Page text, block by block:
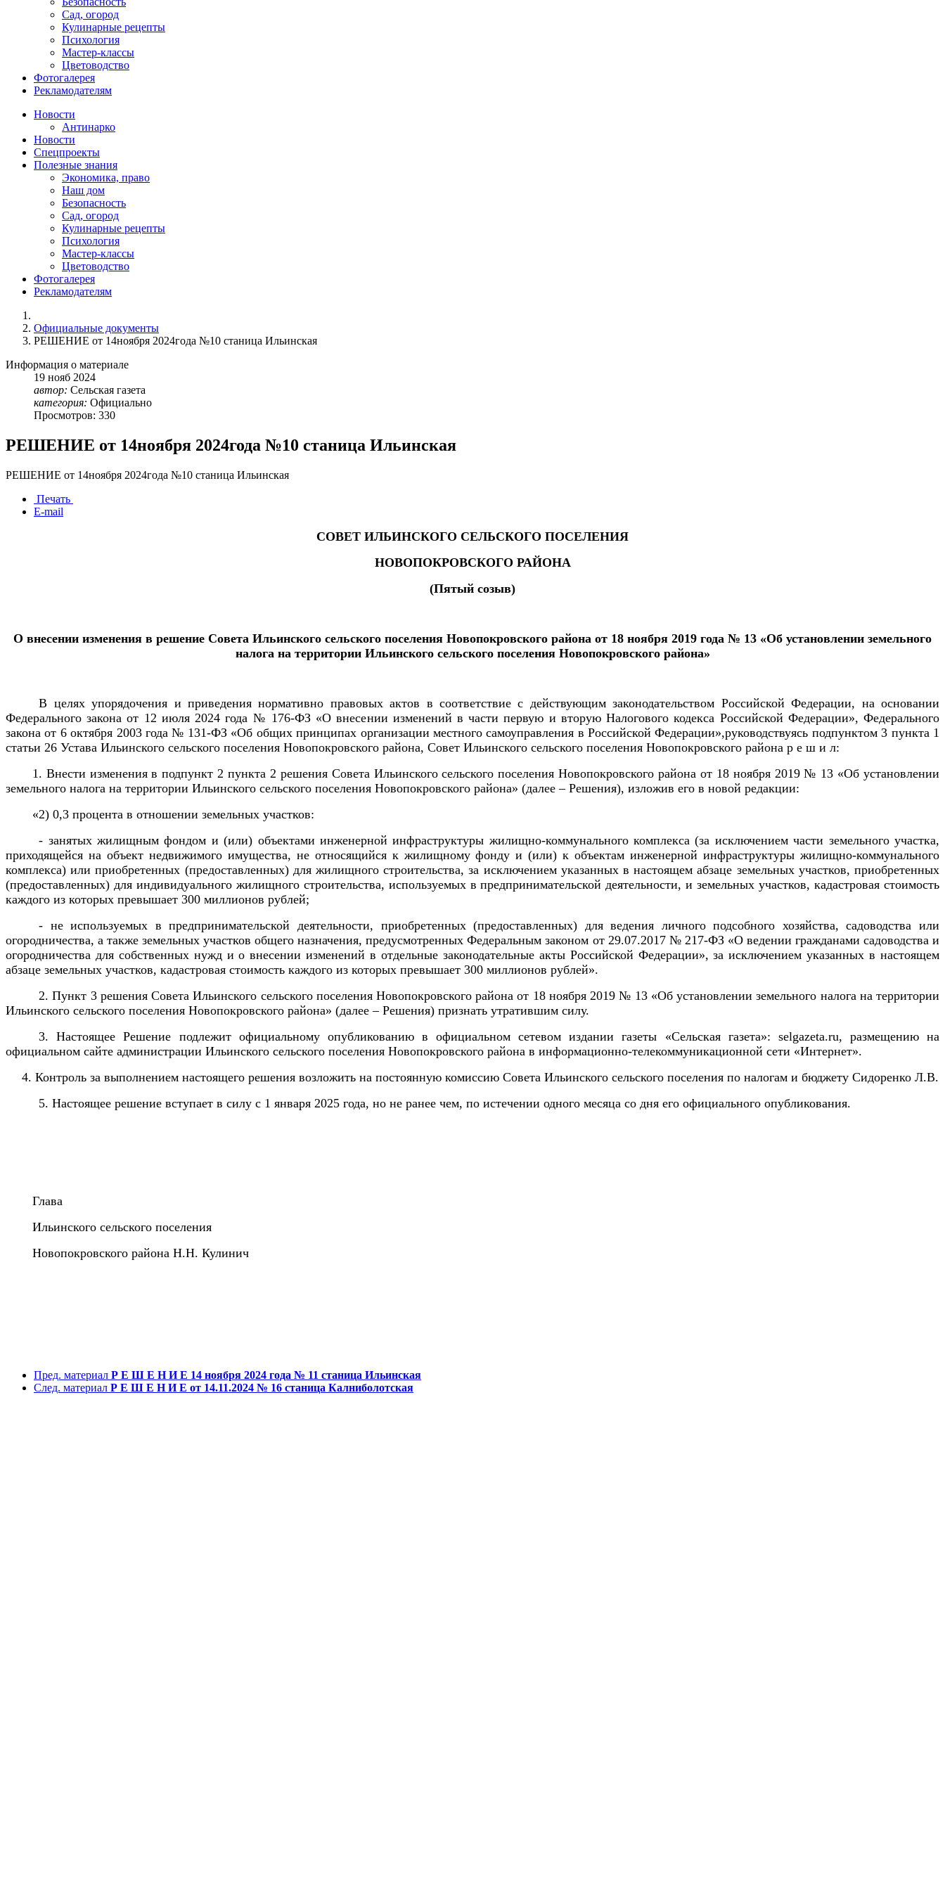
Сад, огород
Кулинарные рецепты
Психология
Мастер-классы
Цветоводство
Фотогалерея
Рекламодателям
Новости
Антинарко
Новости
Спецпроекты
Полезные знания
Экономика, право
Наш дом
Безопасность
Сад, огород
Кулинарные рецепты
Психология
Мастер-классы
Цветоводство
Фотогалерея
Рекламодателям
Официальные документы
РЕШЕНИЕ от 14ноября 2024года №10 станица Ильинская
Информация о материале
19 нояб 2024
автор: Сельская газета
категория: Официально
Просмотров: 330
РЕШЕНИЕ от 14ноября 2024года №10 станица Ильинская
РЕШЕНИЕ от 14ноября 2024года №10 станица Ильинская
Печать
E-mail
СОВЕТ ИЛЬИНСКОГО СЕЛЬСКОГО ПОСЕЛЕНИЯ
НОВОПОКРОВСКОГО РАЙОНА
(Пятый созыв)
О внесении изменения в решение Совета Ильинского сельского поселения Новопокровского района от 18 ноября 2019 года № 13 «Об установлении земельного
налога на территории Ильинского сельского поселения Новопокровского района»
В целях упорядочения и приведения нормативно правовых актов в соответствие с действующим законодательством Российской Федерации, на основании
Федерального закона от 12 июля 2024 года № 176-ФЗ «О внесении изменений в части первую и вторую Налогового кодекса Российской Федерации», Федерального
закона от 6 октября 2003 года № 131-ФЗ «Об общих принципах организации местного самоуправления в Российской Федерации»,руководствуясь подпунктом 3 пункта 1
статьи 26 Устава Ильинского сельского поселения Новопокровского района, Совет Ильинского сельского поселения Новопокровского района р е ш и л:
1. Внести изменения в подпункт 2 пункта 2 решения Совета Ильинского сельского поселения Новопокровского района от 18 ноября 2019 № 13 «Об установлении
земельного налога на территории Ильинского сельского поселения Новопокровского района» (далее – Решения), изложив его в новой редакции:
«2) 0,3 процента в отношении земельных участков:
- занятых жилищным фондом и (или) объектами инженерной инфраструктуры жилищно-коммунального комплекса (за исключением части земельного участка,
приходящейся на объект недвижимого имущества, не относящийся к жилищному фонду и (или) к объектам инженерной инфраструктуры жилищно-коммунального
комплекса) или приобретенных (предоставленных) для жилищного строительства, за исключением указанных в настоящем абзаце земельных участков, приобретенных
(предоставленных) для индивидуального жилищного строительства, используемых в предпринимательской деятельности, и земельных участков, кадастровая стоимость
каждого из которых превышает 300 миллионов рублей;
- не используемых в предпринимательской деятельности, приобретенных (предоставленных) для ведения личного подсобного хозяйства, садоводства или
огородничества, а также земельных участков общего назначения, предусмотренных Федеральным законом от 29.07.2017 № 217-ФЗ «О ведении гражданами садоводства и
огородничества для собственных нужд и о внесении изменений в отдельные законодательные акты Российской Федерации», за исключением указанных в настоящем
абзаце земельных участков, кадастровая стоимость каждого из которых превышает 300 миллионов рублей».
2. Пункт 3 решения Совета Ильинского сельского поселения Новопокровского района от 18 ноября 2019 № 13 «Об установлении земельного налога на территории
Ильинского сельского поселения Новопокровского района» (далее – Решения) признать утратившим силу.
3. Настоящее Решение подлежит официальному опубликованию в официальном сетевом издании газеты «Сельская газета»: selgazeta.ru, размещению на
официальном сайте администрации Ильинского сельского поселения Новопокровского района в информационно-телекоммуникационной сети «Интернет».
4.Контроль за выполнением настоящего решения возложить на постоянную комиссию Совета Ильинского сельского поселения по налогам и бюджету Сидоренко Л.В.
5. Настоящее решение вступает в силу с 1 января 2025 года, но не ранее чем, по истечении одного месяца со дня его официального опубликования.
Глава
Ильинского сельского поселения
Новопокровского района Н.Н. Кулинич
Пред. материал Р Е Ш Е Н И Е 14 ноября 2024 года № 11 станица Ильинская
След. материал Р Е Ш Е Н И Е от 14.11.2024 № 16 станица Калниболотская